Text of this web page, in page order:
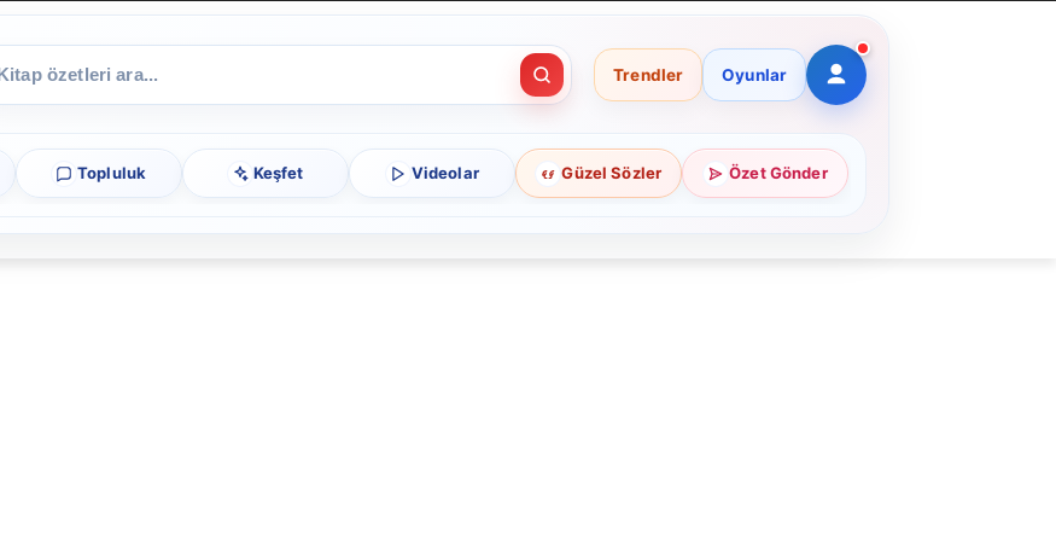
Trendler Oyunlar
Topluluk Keşfet Videolar Güzel Sözler Özet Gönder